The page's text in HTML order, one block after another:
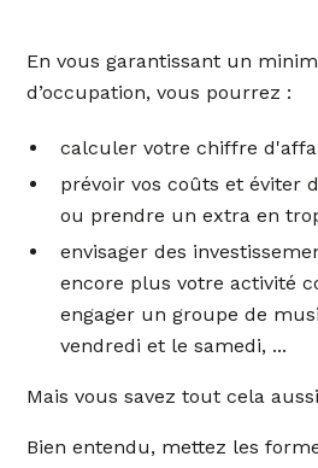
En vous garantissant un
d’occupation, vous pourrez :
calculer votre chiffre
prévoir vos coûts et éviter
ou prendre un extra en
envisager des
encore plus votre activité
engager un groupe de
vendredi et le samedi, ...
Mais vous savez tout cela
Bien entendu, mettez les